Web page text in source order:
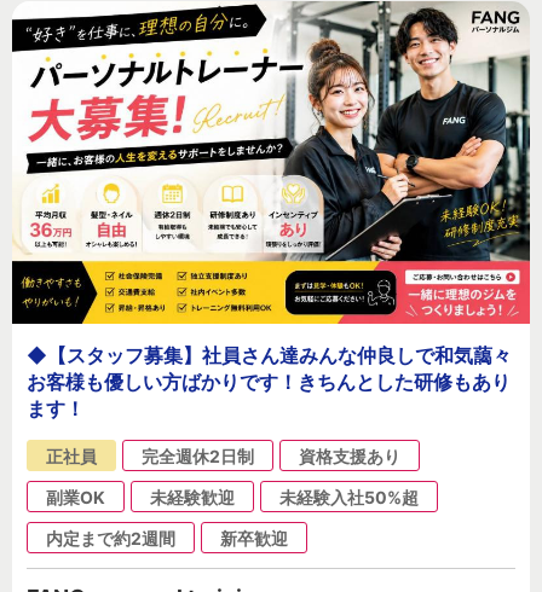
◆【スタッフ募集】社員さん達みんな仲良しで和気藹々
お客様も優しい方ばかりです！きちんとした研修もあり
ます！
正社員 完全週休2日制
資格支援あり
副業OK
未経験歓迎
未経験入社50%超
内定まで約2週間
新卒歓迎